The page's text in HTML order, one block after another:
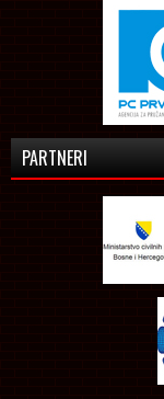
PARTNERI